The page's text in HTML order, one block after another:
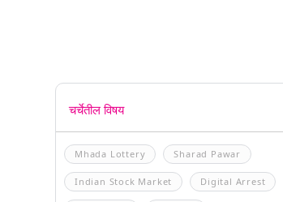
चर्चेतील विषय
Mhada Lottery Sharad Pawar
Indian Stock Market Digital Arrest